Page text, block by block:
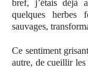
bref, j’étais déjà
quelques herbes
sauvages,
Ce sentiment
autre, de cueillir les